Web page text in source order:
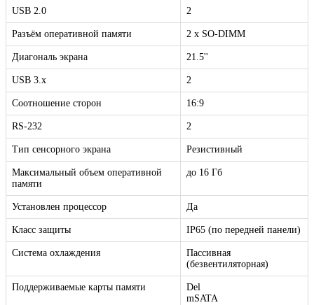
USB 2.0 2
Разъём оперативной памяти 2 x SO-DIMM
Диагональ экрана 21.5''
USB 3.x 2
Соотношение сторон 16:9
RS-232 2
Тип сенсорного экрана Резистивный
Максимальный объем оперативной
памяти
до 16 Гб
Установлен процессор Да
Класс защиты IP65 (по передней панели)
Система охлаждения
Пассивная
(безвентиляторная)
Поддерживаемые карты памяти
Del
mSATA